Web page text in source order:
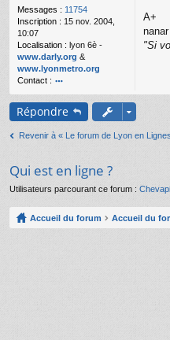
Messages : 11754
Inscription : 15 nov. 2004,
10:07
Localisation : lyon 6è -
www.darly.org &
www.lyonmetro.org
Contact :
o
nt
ac
r
n
ar
n
o
n
A+
nanar
"Si
Répondre
Revenir à « Le forum de Lyon en
Qui est en ligne ?
Utilisateurs parcourant ce forum :
Accueil du forum Accueil du